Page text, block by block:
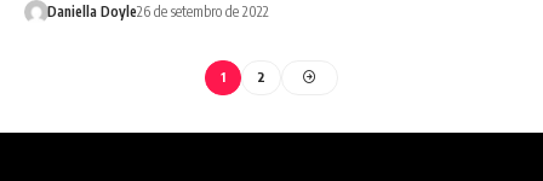
Daniella Doyle26 de setembro de 2022
1 2